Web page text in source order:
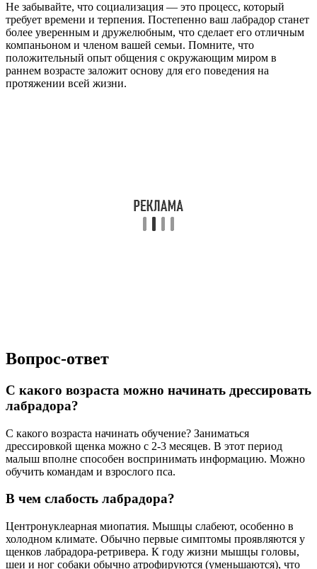
Не забывайте, что социализация — это процесс, который
требует времени и терпения. Постепенно ваш лабрадор станет
более уверенным и дружелюбным, что сделает его отличным
компаньоном и членом вашей семьи. Помните, что
положительный опыт общения с окружающим миром в
раннем возрасте заложит основу для его поведения на
протяжении всей жизни.
Вопрос-ответ
С какого возраста можно начинать дрессировать
лабрадора?
С какого возраста начинать обучение? Заниматься
дрессировкой щенка можно с 2-3 месяцев. В этот период
малыш вполне способен воспринимать информацию. Можно
обучить командам и взрослого пса.
В чем слабость лабрадора?
Центронуклеарная миопатия. Мышцы слабеют, особенно в
холодном климате. Обычно первые симптомы проявляются у
щенков лабрадора-ретривера. К году жизни мышцы головы,
шеи и ног собаки обычно атрофируются (уменьшаются), что